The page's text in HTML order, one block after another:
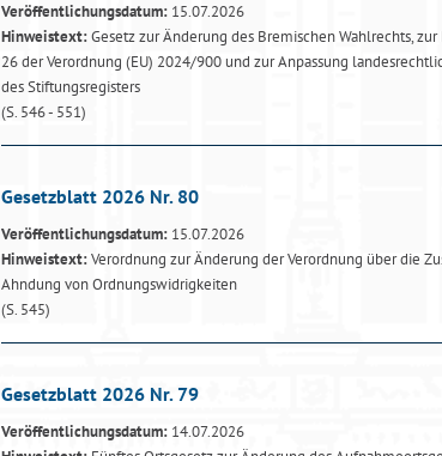
Veröffentlichungsdatum: 15.07.2026
Hinweistext:Gesetz zur Änderung des Bremischen Wahlrechts,
26 der Verordnung (EU) 2024/900 und zur Anpassung
des Stiftungsregisters
(S. 546 - 551)
Gesetzblatt 2026 Nr. 80
Veröffentlichungsdatum: 15.07.2026
Hinweistext:Verordnung zur Änderung der Verordnung über die
Ahndung von Ordnungswidrigkeiten
(S. 545)
Gesetzblatt 2026 Nr. 79
Veröffentlichungsdatum: 14.07.2026